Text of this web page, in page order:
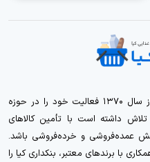
بنکداری کیا با بیش از سه دهه سابقه، از سال ۱۳۷۰ فعالیت خود را در حوزه
داشته است با تأمین کالاهای
عمده‌فروشی و خرده‌فروشی باشد.
با برندهای معتبر، بنکداری کیا را